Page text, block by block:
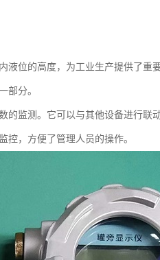
液位的高度，为工业生产提供了重
部分。
监测。它可以与其他设备进行联
控，方便了管理人员的操作。